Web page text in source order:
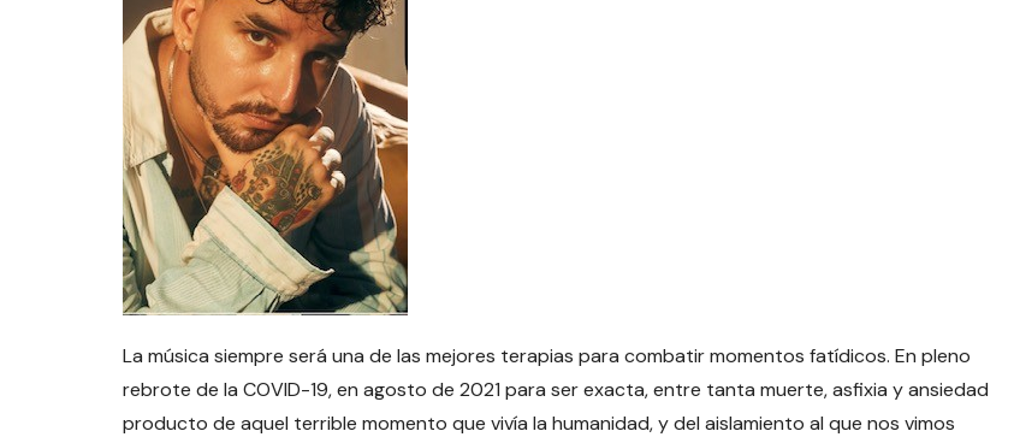
La música siempre será una de las mejores terapias para combatir momentos fatídicos. En pleno
rebrote de la COVID-19, en agosto de 2021 para ser exacta, entre tanta muerte, asfixia y ansiedad
producto de aquel terrible momento que vivía la humanidad, y del aislamiento al que nos vimos